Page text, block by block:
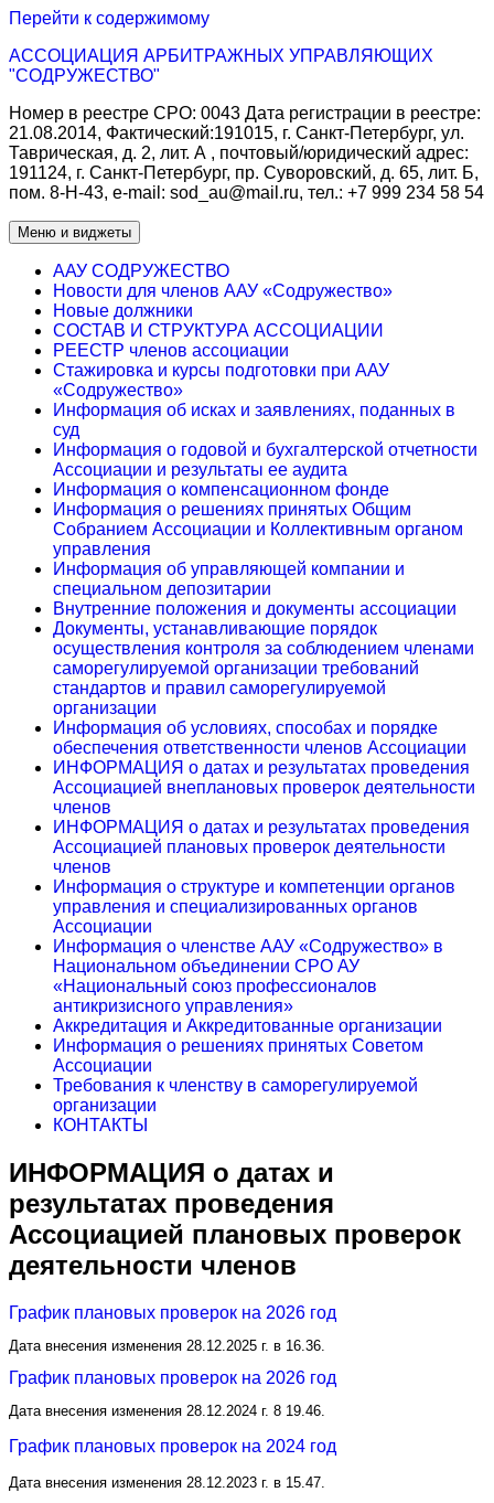
Перейти к содержимому
АССОЦИАЦИЯ АРБИТРАЖНЫХ УПРАВЛЯЮЩИХ
"СОДРУЖЕСТВО"
Номер в реестре СРО: 0043 Дата регистрации в реестре:
21.08.2014, Фактический:191015, г. Санкт-Петербург, ул.
Таврическая, д. 2, лит. А , почтовый/юридический адрес:
191124, г. Санкт-Петербург, пр. Суворовский, д. 65, лит. Б,
пом. 8-Н-43, e-mаil: sod_au@mail.ru, тел.: +7 999 234 58 54
Меню и виджеты
ААУ СОДРУЖЕСТВО
Новости для членов ААУ «Содружество»
Новые должники
СОСТАВ И СТРУКТУРА АССОЦИАЦИИ
РЕЕСТР членов ассоциации
Стажировка и курсы подготовки при ААУ
«Содружество»
Информация об исках и заявлениях, поданных в
суд
Информация о годовой и бухгалтерской отчетности
Ассоциации и результаты ее аудита
Информация о компенсационном фонде
Информация о решениях принятых Общим
Собранием Ассоциации и Коллективным органом
управления
Информация об управляющей компании и
специальном депозитарии
Внутренние положения и документы ассоциации
Документы, устанавливающие порядок
осуществления контроля за соблюдением членами
саморегулируемой организации требований
стандартов и правил саморегулируемой
организации
Информация об условиях, способах и порядке
обеспечения ответственности членов Ассоциации
ИНФОРМАЦИЯ о датах и результатах проведения
Ассоциацией внеплановых проверок деятельности
членов
ИНФОРМАЦИЯ о датах и результатах проведения
Ассоциацией плановых проверок деятельности
членов
Информация о структуре и компетенции органов
управления и специализированных органов
Ассоциации
Информация о членстве ААУ «Содружество» в
Национальном объединении СРО АУ
«Национальный союз профессионалов
антикризисного управления»
Аккредитация и Аккредитованные организации
Информация о решениях принятых Советом
Ассоциации
Требования к членству в саморегулируемой
организации
КОНТАКТЫ
ИНФОРМАЦИЯ о датах и
результатах проведения
Ассоциацией плановых проверок
деятельности членов
График плановых проверок на 2026 год
Дата внесения изменения 28.12.2025 г. в 16.36.
График плановых проверок на 2026 год
Дата внесения изменения 28.12.2024 г. 8 19.46.
График плановых проверок на 2024 год
Дата внесения изменения 28.12.2023 г. в 15.47.